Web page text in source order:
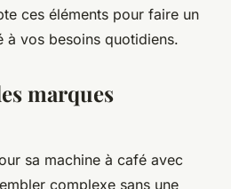
ces éléments pour faire un
à vos besoins quotidiens.
marques
sa machine à café avec
complexe sans une